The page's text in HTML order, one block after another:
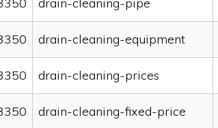
drain-cleaning-equipment
drain-cleaning-prices
drain-cleaning-fixed-price